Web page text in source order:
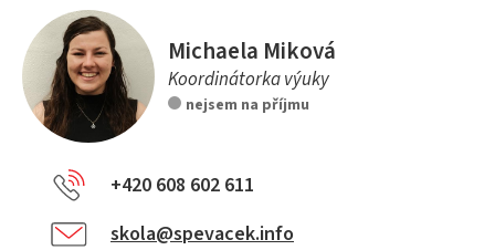
Michaela Miková
Koordinátorka výuky
nejsem na příjmu
+420 608 602 611
skola@spevacek.info